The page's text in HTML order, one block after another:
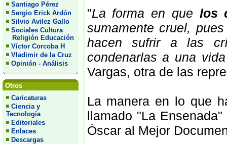
Santiago Pérez
Sergio Erick Ardón
Silvio Avilez Gallo
Sociales Cultura
Religión Educación
Víctor Corcoba H
Vladimir de la Cruz
Opinión - Análisis
Otros
Caricaturas
Ciencia y
Tecnología
Editoriales
Enlaces
Descargas
"La forma en que los
sumamente cruel,
hacen sufrir a las
condenarlas a una
Vargas, otra de las
La manera en lo que
llamado "La Ensenada"
Óscar al Mejor